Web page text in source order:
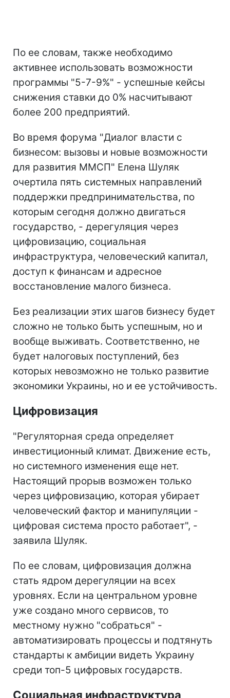
По ее словам, также необходимо
активнее использовать возможности
программы "5-7-9%" - успешные кейсы
снижения ставки до 0% насчитывают
более 200 предприятий.
Во время форума "Диалог власти с
бизнесом: вызовы и новые возможности
для развития ММСП" Елена Шуляк
очертила пять системных направлений
поддержки предпринимательства, по
которым сегодня должно двигаться
государство, - дерегуляция через
цифровизацию, социальная
инфраструктура, человеческий капитал,
доступ к финансам и адресное
восстановление малого бизнеса.
Без реализации этих шагов бизнесу будет
сложно не только быть успешным, но и
вообще выживать. Соответственно, не
будет налоговых поступлений, без
которых невозможно не только развитие
экономики Украины, но и ее устойчивость.
Цифровизация
"Регуляторная среда определяет
инвестиционный климат. Движение есть,
но системного изменения еще нет.
Настоящий прорыв возможен только
через цифровизацию, которая убирает
человеческий фактор и манипуляции -
цифровая система просто работает", -
заявила Шуляк.
По ее словам, цифровизация должна
стать ядром дерегуляции на всех
уровнях. Если на центральном уровне
уже создано много сервисов, то
местному нужно "собраться" -
автоматизировать процессы и подтянуть
стандарты к амбиции видеть Украину
среди топ-5 цифровых государств.
Социальная инфраструктура